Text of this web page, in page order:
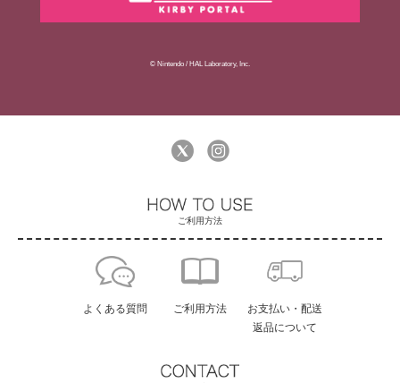
© Nintendo / HAL Laboratory, Inc.
ご利用方法
よくある質問 ご利用方法
お支払い・配送
返品について